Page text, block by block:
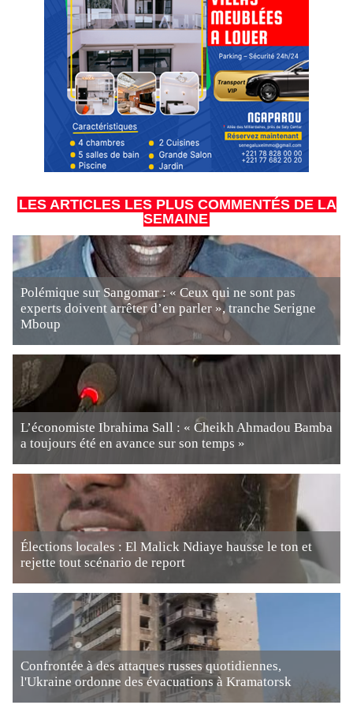
LES ARTICLES LES PLUS COMMENTÉS DE LA
SEMAINE
Polémique sur Sangomar : « Ceux qui ne sont pas
experts doivent arrêter d’en parler », tranche Serigne
Mboup
L’économiste Ibrahima Sall : « Cheikh Ahmadou Bamba
a toujours été en avance sur son temps »
Élections locales : El Malick Ndiaye hausse le ton et
rejette tout scénario de report
Confrontée à des attaques russes quotidiennes,
l'Ukraine ordonne des évacuations à Kramatorsk